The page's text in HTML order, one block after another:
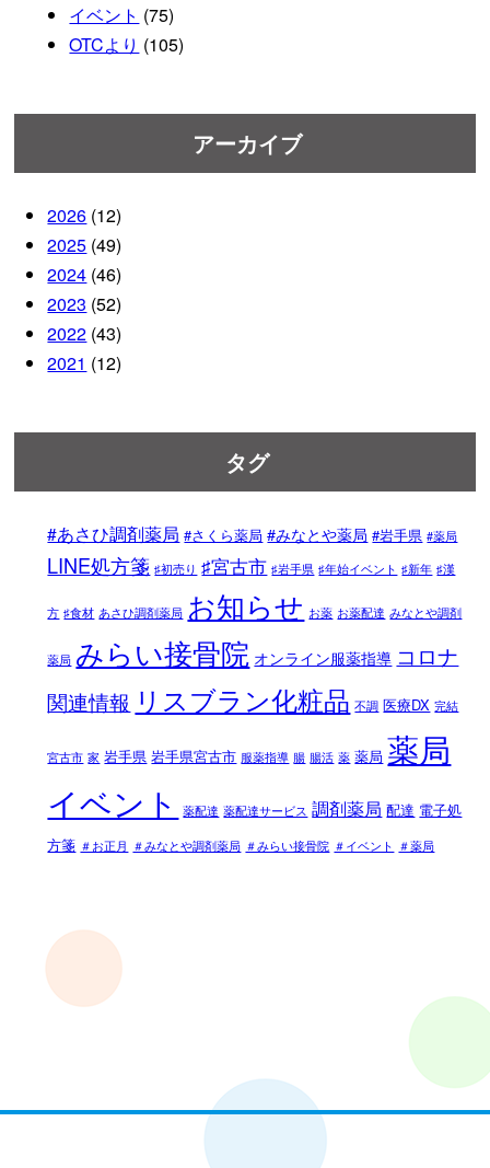
イベント (75)
OTCより (105)
アーカイブ
2026 (12)
2025 (49)
2024 (46)
2023 (52)
2022 (43)
2021 (12)
タグ
#あさひ調剤薬局 #さくら薬局 #みなとや薬局 #岩手県 #薬局
LINE処方箋 ♯初売り ♯宮古市 ♯岩手県 ♯年始イベント ♯新年 ♯漢
方 ♯食材 あさひ調剤薬局 お知らせ お薬 お薬配達 みなとや調剤
薬局 みらい接骨院 オンライン服薬指導 コロナ
関連情報 リスブラン化粧品 不調 医療DX 完結
宮古市 家 岩手県 岩手県宮古市 服薬指導 腸 腸活 薬 薬局 薬局
イベント
薬配達 薬配達サービス 調剤薬局 配達 電子処
方箋 ＃お正月 ＃みなとや調剤薬局 ＃みらい接骨院 ＃イベント ＃薬局